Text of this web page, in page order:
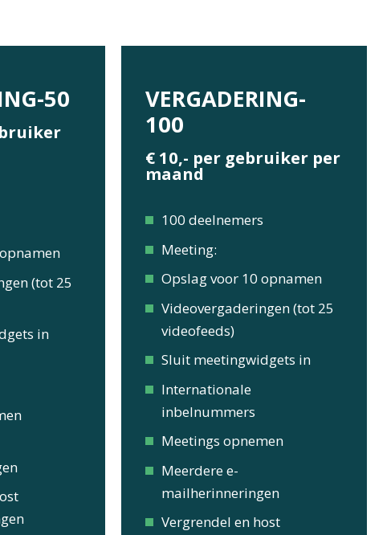
50
(tot 25
in
VERGADERING-
100
€ 10,- per gebruiker per
maand
100 deelnemers
Meeting:
Opslag voor 10 opnamen
Videovergaderingen (tot 25
videofeeds)
Sluit meetingwidgets in
Internationale
inbelnummers
Meetings opnemen
Meerdere e-
mailherinneringen
Vergrendel en host